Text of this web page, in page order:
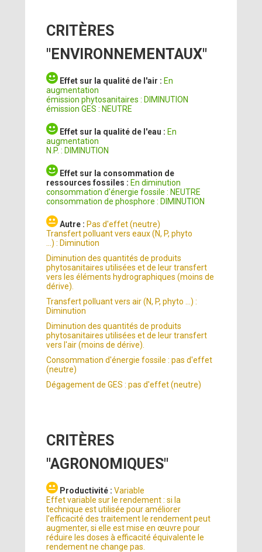
CRITÈRES
"ENVIRONNEMENTAUX"
Effet sur la qualité de l'air : En
augmentation
émission phytosanitaires : DIMINUTION
émission GES : NEUTRE
Effet sur la qualité de l'eau : En
augmentation
N.P. : DIMINUTION
Effet sur la consommation de
ressources fossiles : En diminution
consommation d'énergie fossile : NEUTRE
consommation de phosphore : DIMINUTION
Autre : Pas d'effet (neutre)
Transfert polluant vers eaux (N, P, phyto
...) : Diminution
Diminution des quantités de produits
phytosanitaires utilisées et de leur transfert
vers les éléments hydrographiques (moins de
dérive).
Transfert polluant vers air (N, P, phyto ...) :
Diminution
Diminution des quantités de produits
phytosanitaires utilisées et de leur transfert
vers l'air (moins de dérive).
Consommation d'énergie fossile : pas d'effet
(neutre)
Dégagement de GES : pas d'effet (neutre)
CRITÈRES
"AGRONOMIQUES"
Productivité :Variable
Effet variable sur le rendement : si la
technique est utilisée pour améliorer
l'efficacité des traitement le rendement peut
augmenter, si elle est mise en œuvre pour
réduire les doses à efficacité équivalente le
rendement ne change pas.